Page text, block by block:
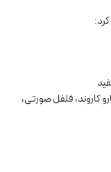
کاروند، فلفل صورتی،